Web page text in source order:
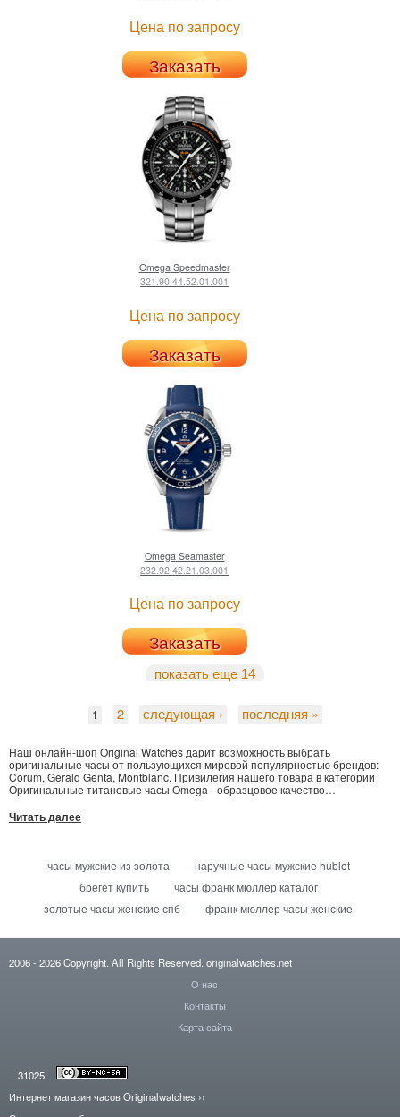
Цена по запросу
Заказать
OmegaSpeedmaster
321.90.44.52.01.001
Цена по запросу
Заказать
Omega Seamaster
232.92.42.21.03.001
Цена по запросу
Заказать
показать еще 14
1 2 следующая › последняя »
Наш онлайн-шоп Original Watches дарит возможность выбрать
оригинальные часы от пользующихся мировой популярностью брендов:
Corum, Gerald Genta, Montblanc. Привилегия нашего товара в категории
Оригинальные титановые часы Omega - образцовое качество
Constantin Traditionnelle Lady, или Jacob & Co Five Time Zone - сделайте
запрос, заполнив информацию о Вас в удобной форме заказа. Отправка
изделий - часы наручные Franck можно приобрести по конкурентно
способной цене.
Читать далее
часы мужские из золота
наручные часы мужские hublot
брегет купить
часы франк мюллер каталог
золотые часы женские спб
франк мюллер часы женские
2006- 2026Copyright. All Rights Reserved. originalwatches.net
О нас
Контакты
Карта сайта
31025
Интернет магазин часов Originalwatches ››